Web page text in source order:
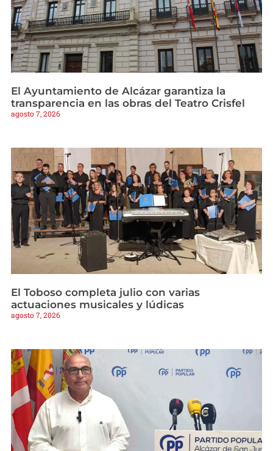
El Ayuntamiento de Alcázar garantiza la
transparencia en las obras del Teatro Crisfel
agosto 7, 2026
El Toboso completa julio con varias
actuaciones musicales y lúdicas
agosto 7, 2026